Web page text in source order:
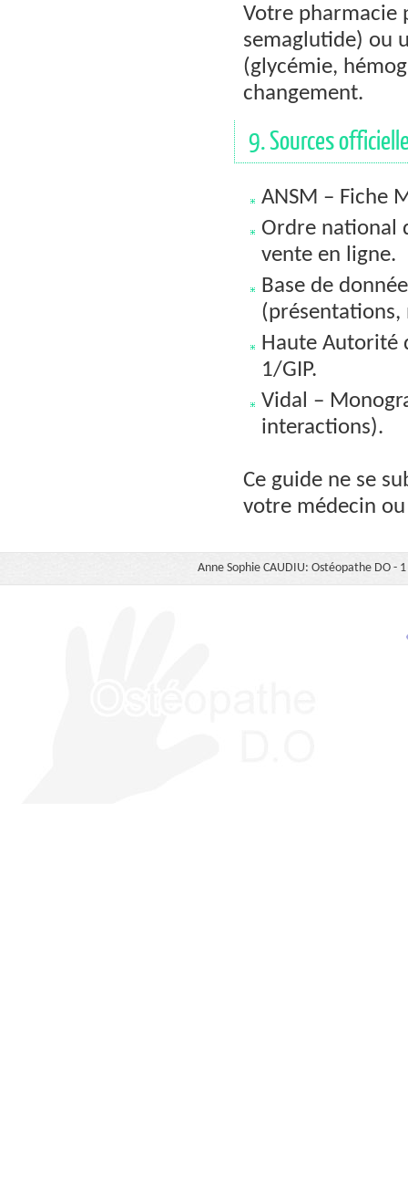
Votre pharmacie
semaglutide) ou
(glycémie,
changement.
9. Sources
ANSM – Fiche
Ordre national
vente en ligne.
Base de
(présentations,
Haute Autorité
1/GIP.
Vidal –
interactions).
Ce guide ne se
votre médecin
Anne Sophie CAUDIU: Ostéopathe DO -